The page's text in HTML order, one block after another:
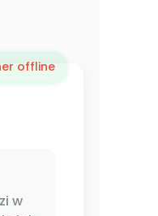
offline
w